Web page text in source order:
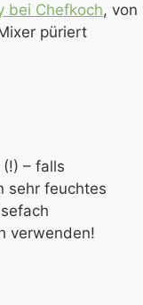
bei Chefkoch, von
püriert
– falls
sehr feuchtes
verwenden!